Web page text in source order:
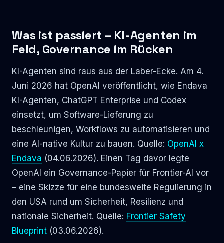
Was ist passiert – KI-Agenten im
Feld, Governance im Rücken
KI-Agenten sind raus aus der Laber-Ecke. Am 4.
Juni 2026 hat OpenAI veröffentlicht, wie Endava
KI-Agenten, ChatGPT Enterprise und Codex
einsetzt, um Software-Lieferung zu
beschleunigen, Workflows zu automatisieren und
eine AI-native Kultur zu bauen. Quelle: OpenAI x
Endava (04.06.2026). Einen Tag davor legte
OpenAI ein Governance-Papier für Frontier-AI vor
– eine Skizze für eine bundesweite Regulierung in
den USA rund um Sicherheit, Resilienz und
nationale Sicherheit. Quelle: Frontier Safety
Blueprint (03.06.2026).